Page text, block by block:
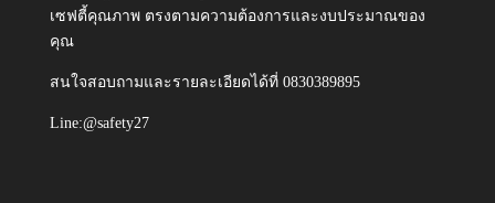
เซฟตี้คุณภาพ ตรงตามความต้องการและงบประมาณของ
คุณ
สนใจสอบถามและรายละเอียดได้ที่ 0830389895
Line:@safety27